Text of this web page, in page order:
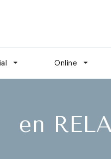
Online
en